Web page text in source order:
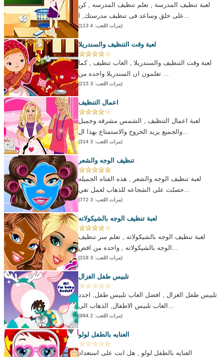
لعبة تنظيف المدرسة , تعلم تنظيف المدرسه , كن
(مرات اللعب: 4 113)
لعبة وقت التنظيف والسندريلا
لعبة وقت التنظيف والسندريلا , العاب تنظيف , كما
(مرات اللعب: 3 215)
اعمال التنظيف
لعبة اعمال التنظيف , الشمس مشرقه وجميل
(مرات اللعب: 3 314)
تنظيف الوجه والشعر
لعبة تنظيف الوجه والشعر , هذه الفتاه الجميله
(مرات اللعب: 3 772)
لعبة تنظيف الوجه بالشيكولاته
لعبة تنظيف الوجه بالشيكولاته , تعلم سر تنظيف
(مرات اللعب: 3 318)
تلبيس طفل الغزال
تلبيس طفل الغزال , افضل العاب تلبيس طفل, اجدد
(مرات اللعب: 2 994)
العنايه بالطفل لولو
العنايه بالطفل لولو , هل انت على استعداد